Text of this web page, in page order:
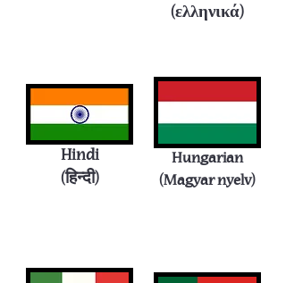
(ελληνικά)
Hungarian
(Magyar nyelv)
Hindi
(हिन्दी)